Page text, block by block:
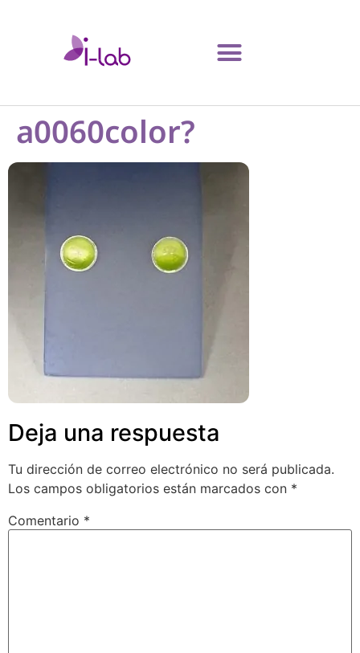
a0060color?
Deja una respuesta
Tu dirección de correo electrónico no será publicada.
Los campos obligatorios están marcados con *
Comentario *